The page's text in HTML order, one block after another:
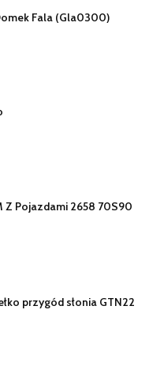
Fala (Gla0300)
Z Pojazdami 2658 70S90
przygód słonia GTN22